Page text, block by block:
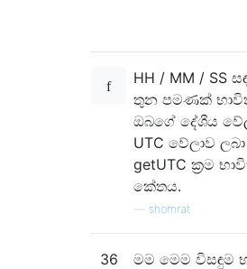
HH / MM / SS
තුන පමණක්
ඔබගේ දේශීය
UTC වේලාව
getUTC ක්‍රම
කේතය.
shomrat
36
මම මෙම විසඳුම